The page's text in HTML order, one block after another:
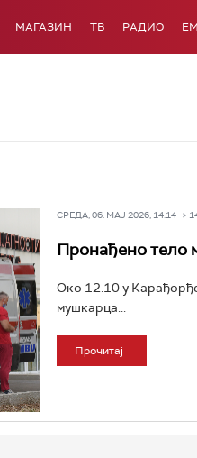
МАГАЗИН ТВ РАДИО
СРЕДА, 06. МАЈ 2026, 14:14 ->
Пронађено тело
Око 12.10 у
мушкарца...
Прочитај